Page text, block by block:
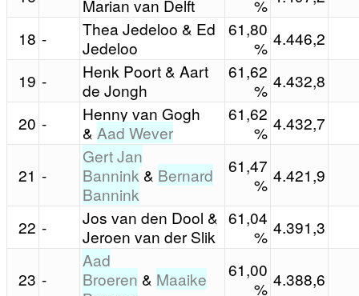
Marian van Delft
%
18 -
Thea Jedeloo & Ed
Jedeloo
61,80
% 4.446,2
19 -
Henk Poort & Aart
de Jongh
61,62
% 4.432,8
20 -
Henny van Gogh
& Aad Wever
61,62
% 4.432,7
21 -
Gert Jan
Bannink & Bernard
Bannink
61,47
% 4.421,9
22 -
Jos van den Dool &
Jeroen van der Slik
61,04
% 4.391,3
23 -
Aad
Broeren & Maaike
61,00
% 4.388,6